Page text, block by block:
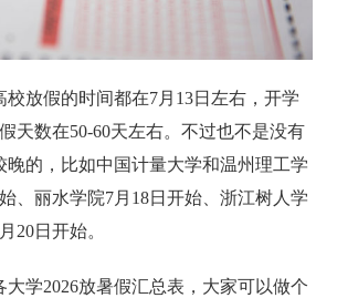
校放假的时间都在7月13日左右，开学
天数在50-60天左右。不过也不是没有
晚的，比如中国计量大学和温州理工学
、丽水学院‌7月18日开始、‌浙江树人学
20日开始。
大学2026放暑假汇总表，大家可以做个